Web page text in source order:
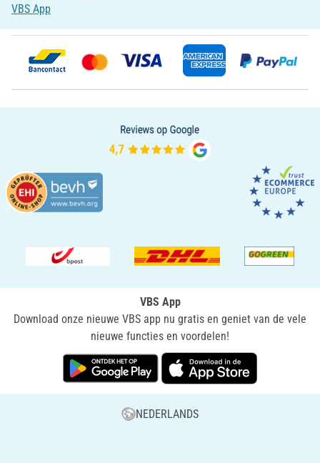
VBS App
VBS App
Download onze nieuwe VBS app nu gratis en geniet van de vele
nieuwe functies en voordelen!
NEDERLANDS